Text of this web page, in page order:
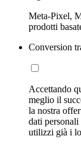
Meta-Pixel,
prodotti
Conversion
Accettando
meglio il
la nostra
dati
utilizzi già i